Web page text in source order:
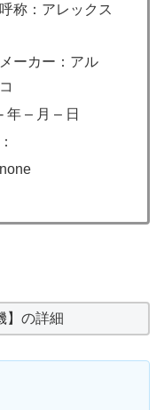
称：アレックス
ーカー：アル
年 – 月 – 日
】の詳細